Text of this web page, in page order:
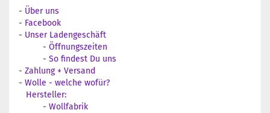
- Über uns
- Facebook
- Unser Ladengeschäft
- Öffnungszeiten
- So findest Du uns
- Zahlung + Versand
- Wolle - welche wofür?
Hersteller:
- Wollfabrik